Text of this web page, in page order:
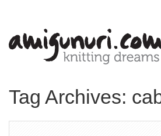
Tag Archives: